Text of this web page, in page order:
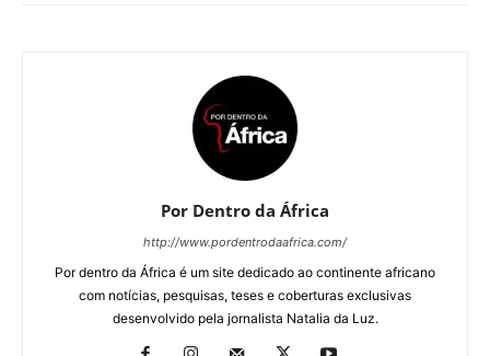
Por Dentro da África
http://www.pordentrodaafrica.com/
Por dentro da África é um site dedicado ao continente africano
com notícias, pesquisas, teses e coberturas exclusivas
desenvolvido pela jornalista Natalia da Luz.